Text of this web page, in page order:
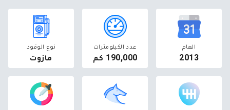
العام
2013
عدد الكيلومترات
190,000 كم
نوع الوقود
مازوت